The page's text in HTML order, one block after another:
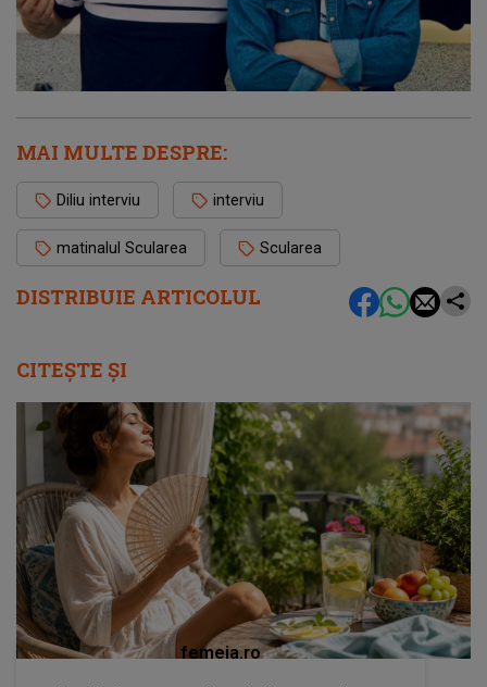
DISTRIBUIE ARTICOLUL
MAI MULTE DESPRE:
Diliu interviu interviu
matinalul Scularea Scularea
CITEȘTE ȘI
femeia.ro